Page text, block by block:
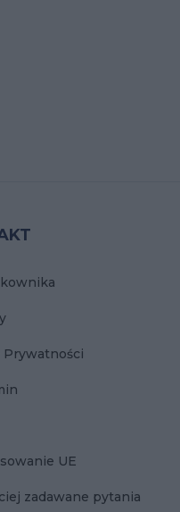
Prywatności
UE
zadawane pytania